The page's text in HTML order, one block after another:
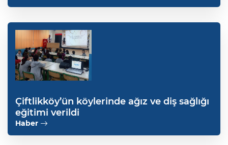
Çiftlikköy’ün köylerinde ağız ve diş sağlığı
eğitimi verildi
Haber